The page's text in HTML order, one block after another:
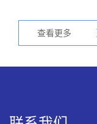
月18-23日在贵州省
研讨会及第十届全
中心共同承办。大
查看更多